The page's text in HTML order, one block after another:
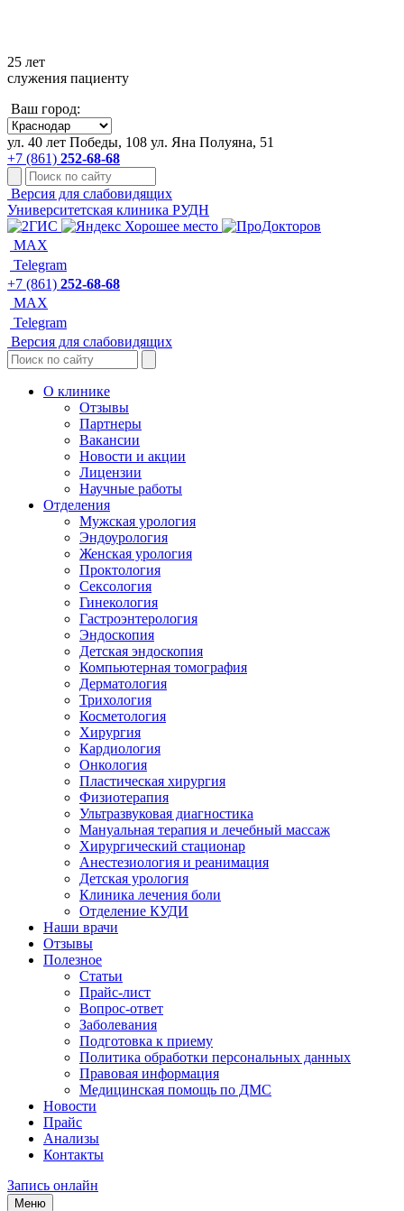
25 лет
служения пациенту
Ваш город:
ул. 40 лет Победы, 108 ул. Яна Полуяна, 51
+7 (861) 252-68-68
Версия для слабовидящих
Университетская клиника РУДН
MAX
Telegram
+7 (861) 252-68-68
MAX
Telegram
Версия для слабовидящих
О клинике
Отзывы
Партнеры
Вакансии
Новости и акции
Лицензии
Научные работы
Отделения
Мужская урология
Эндоурология
Женская урология
Проктология
Сексология
Гинекология
Гастроэнтерология
Эндоскопия
Детская эндоскопия
Компьютерная томография
Дерматология
Трихология
Косметология
Хирургия
Кардиология
Онкология
Пластическая хирургия
Физиотерапия
Ультразвуковая диагностика
Мануальная терапия и лечебный массаж
Хирургический стационар
Анестезиология и реанимация
Детская урология
Клиника лечения боли
Отделение КУДИ
Наши врачи
Отзывы
Полезное
Статьи
Прайс-лист
Вопрос-ответ
Заболевания
Подготовка к приему
Политика обработки персональных данных
Правовая информация
Медицинская помощь по ДМС
Новости
Прайс
Анализы
Контакты
Запись онлайн
Меню